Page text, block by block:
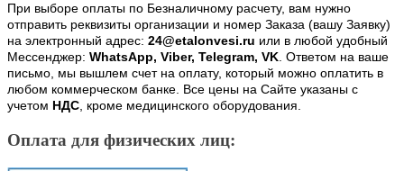
При выборе оплаты по Безналичному расчету, вам нужно
отправить реквизиты организации и номер Заказа (вашу Заявку)
на электронный адрес: 24@etalonvesi.ru или в любой удобный
Мессенджер: WhatsApp, Viber, Telegram, VK. Ответом на ваше
письмо, мы вышлем счет на оплату, который можно оплатить в
любом коммерческом банке. Все цены на Сайте указаны с
учетом НДС, кроме медицинского оборудования.
Оплата для физических лиц: